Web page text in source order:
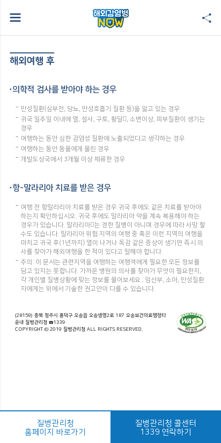
해외여행 후
의학적 검사를 받아야 하는 경우
만성질환(심부전, 당뇨, 만성호흡기 질환 등)을 앓고 있는 경우
귀국 일주일 이내에 열, 설사, 구토, 황달, 소변이상, 피부질환이 생기는
경우
여행하는 동안 심한 감염성 질환에 노출되었다고 생각하는 경우
여행하는 동안 동물에게 물린 경우
개발도상국에서 3개월 이상 체류한 경우
항-말라리아 치료를 받은 경우
여행 전 항말라리아 치료를 받은 경우 귀국 후에도 같은 치료를 받아야
하는지 확인하십시오. 귀국 후에도 말라리아 약을 계속 복용해야 하는
경우가 있습니다. 말라리아는 경한 질병이 아니며 경우에 따라 사망 할
수도 있습니다. 말라리아 위험 지역의 여행 중 혹은 이런 지역의 여행을
마치고 귀국 후(1년까지) 열이 나거나 독감 같은 증상이 생기면 즉시 의
사를 찾아가 해외여행을 한 적이 있다고 말해야 합니다.
주의: 이 문서는 관련지역을 여행하는 여행객에게 필요한 모든 정보를
담고 있지는 못합니다. 가까운 병원의 의사를 찾아가 무엇이 필요한지,
각 개인별 질병상황에 맞는 정보를 물어보세요.; 임산부, 소아, 만성질환
자에게는 위에서 기술한 권고안이 다를 수 있습니다.
(28159) 충북 청주시 흥덕구 오송읍 오송생명2로 187 오송보건의료행정타
운내 질병관리청 ☎1339
COPYRIGHT © 2019 질병관리청 ALL RIGHTS RESERVED.
질병관리청
홈페이지 바로가기
질병관리청 콜센터
1339 연락하기